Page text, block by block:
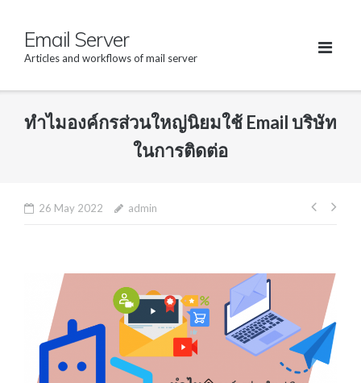
content
Email Server
Articles and workflows of mail server
ทำไมองค์กรส่วนใหญ่นิยมใช้ Email บริษัท
ในการติดต่อ
26 May 2022 admin